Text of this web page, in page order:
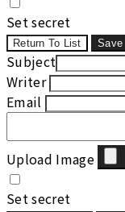
Set secret
Return To List Save
Subject
Writer
Email
Upload Image
Set secret